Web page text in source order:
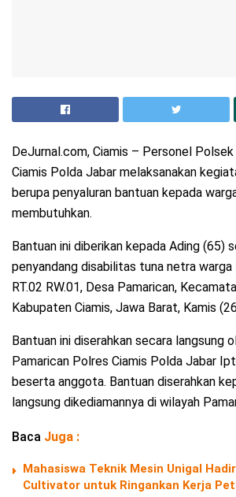
DeJurnal.com, Ciamis – Personel
Ciamis Polda Jabar melaksanakan
berupa penyaluran bantuan kepada
membutuhkan.
Bantuan ini diberikan kepada Ading (65)
penyandang disabilitas tuna netra warga
RT.02 RW.01, Desa Pamarican,
Kabupaten Ciamis, Jawa Barat, Kamis
Bantuan ini diserahkan secara langsung
Pamarican Polres Ciamis Polda Jabar
beserta anggota. Bantuan diserahkan
langsung dikediamannya di wilayah
Baca Juga :
Mahasiswa Teknik Mesin Unigal
Cultivator untuk Ringankan Kerja